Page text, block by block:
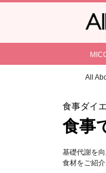
All
食事ダイ
食事
基礎代謝を
食材をご紹